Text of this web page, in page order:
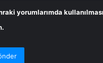
yorumlarımda